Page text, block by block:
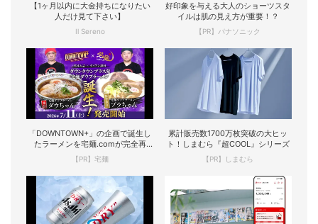
【1ヶ月以内に大金持ちになりたい
人だけ見て下さい】
Il Sereno
好印象を与える大人のショーツスタ
イルは肌の見え方が重要！？
【PR】パナソニック
「DOWNTOWN+」の企画で誕生し
たラーメンを宅麺.comが完全再
現！
【PR】宅麺
累計販売数1700万枚突破の大ヒッ
ト！しまむら『超COOL』シリーズ
【PR】しまむら